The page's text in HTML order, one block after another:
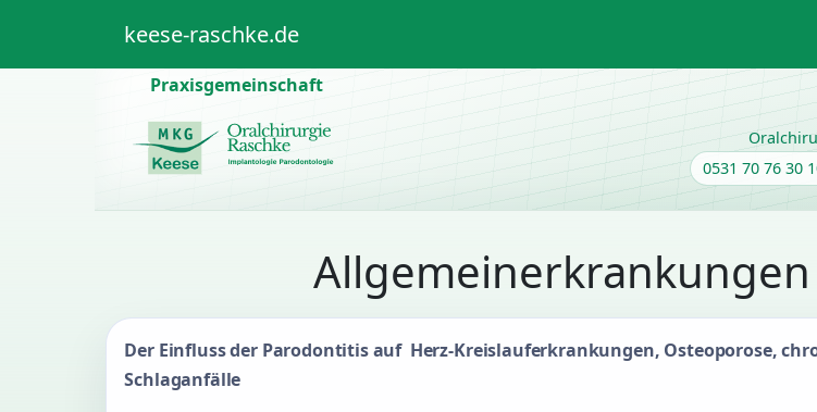
keese-raschke.de
Praxisgemeinschaft
0531 70 76 30
Der Einfluss der Parodontitis auf Herz-Kreislauferkrankungen, Osteoporose,
Schlaganfälle